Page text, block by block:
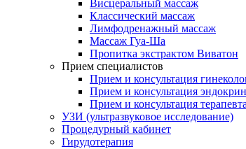
Висцеральный массаж
Классический массаж
Лимфодренажный массаж
Массаж Гуа-Ша
Пропитка экстрактом Виватон
Прием специалистов
Прием и консультация
Прием и консультация
Прием и консультация терапевта
УЗИ (ультразвуковое исследование)
Процедурный кабинет
Гирудотерапия